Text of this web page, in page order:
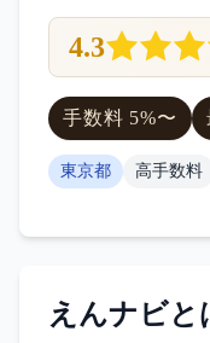
4.3
手数料 5%〜
東京都 高手数料
えんナビと